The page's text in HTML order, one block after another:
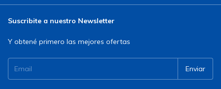
Suscribite a nuestro Newsletter
Y obtené primero las mejores ofertas